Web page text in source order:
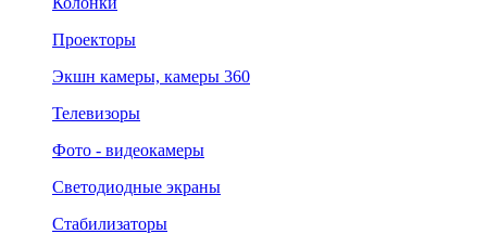
Проекторы
Экшн камеры, камеры 360
Телевизоры
Фото - видеокамеры
Светодиодные экраны
Стабилизаторы